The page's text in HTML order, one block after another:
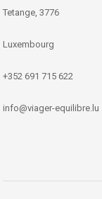
Tetange, 3776
Luxembourg
+352 691 715 622
info@viager-equilibre.lu